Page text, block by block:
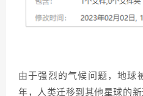
由于强烈的气候问题，地球
年，人类迁移到其他星球的